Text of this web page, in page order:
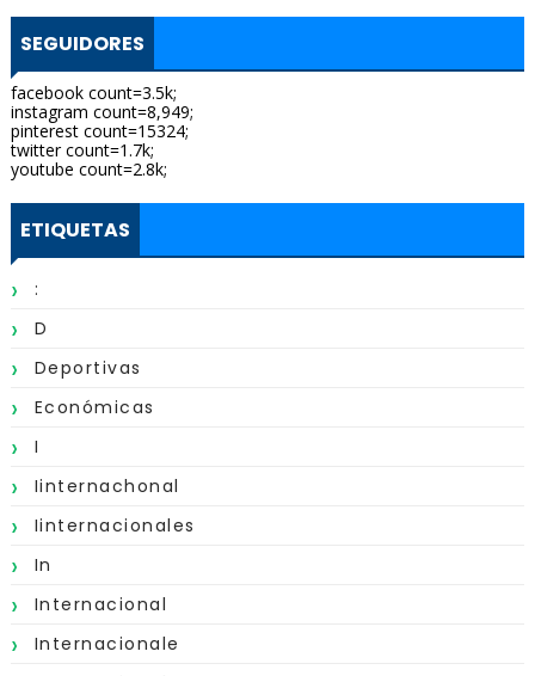
SEGUIDORES
facebook count=3.5k;
instagram count=8,949;
pinterest count=15324;
twitter count=1.7k;
youtube count=2.8k;
ETIQUETAS
:
D
Deportivas
Económicas
I
Iinternachonal
Iinternacionales
In
Internacional
Internacionale